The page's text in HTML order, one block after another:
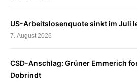
US-Arbeitslosenquote sinkt im Juli
7. August 2026
CSD-Anschlag: Grüner Emmerich
Dobrindt